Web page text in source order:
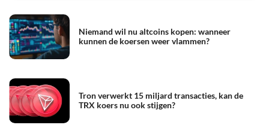
Niemand wil nu altcoins kopen: wanneer
kunnen de koersen weer vlammen?
Tron verwerkt 15 miljard transacties, kan de
TRX koers nu ook stijgen?